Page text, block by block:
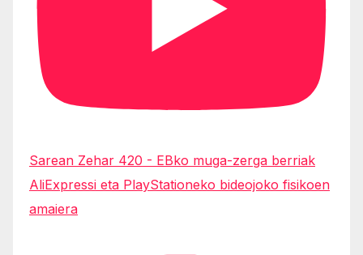
Sarean Zehar 420 - EBko muga-zerga berriak
AliExpressi eta PlayStationeko bideojoko fisikoen
amaiera